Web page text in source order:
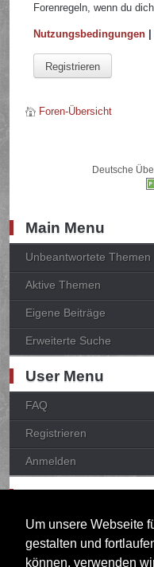
Um unsere Webseite
gestalten und
können, verwenden
Forenregeln, wenn du
Nutzungsbedingungen
Registrieren
Foren-Übersicht
Deutsche
Main Menu
Unbeantwortete Themen
Aktive Themen
Eigene Beiträge
Erweiterte Suche
User Menu
FAQ
Registrieren
Anmelden